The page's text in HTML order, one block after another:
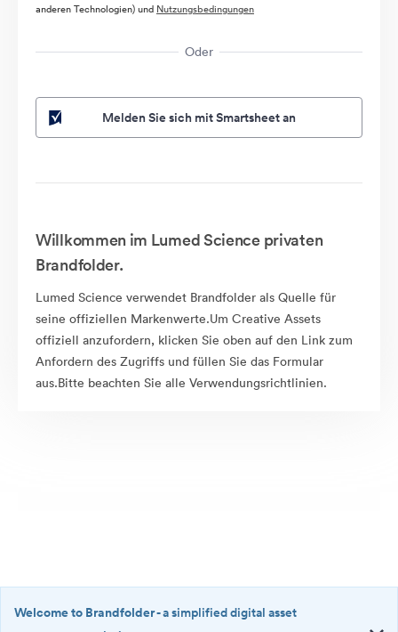
anderen Technologien) und Nutzungsbedingungen
Oder
Melden Sie sich mit Smartsheet an
Willkommen im Lumed Science privaten
Brandfolder.
Lumed Science verwendet Brandfolder als Quelle für
seine offiziellen Markenwerte.Um Creative Assets
offiziell anzufordern, klicken Sie oben auf den Link zum
Anfordern des Zugriffs und füllen Sie das Formular
aus.Bitte beachten Sie alle Verwendungsrichtlinien.
Welcome to Brandfolder- a simplified digital asset